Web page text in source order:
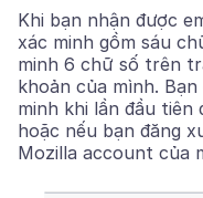
Khi bạn nhận được
xác minh gồm sáu
minh 6 chữ số trên
khoản của mình.
minh khi lần đầu tiên
hoặc nếu bạn đăng
Mozilla account của